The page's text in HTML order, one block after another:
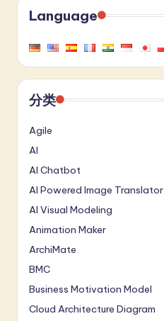
Language
分类
Agile
AI
AI Chatbot
AI Powered Image Translator
AI Visual Modeling
Animation Maker
ArchiMate
BMC
Business Motivation Model
Cloud Architecture Diagram